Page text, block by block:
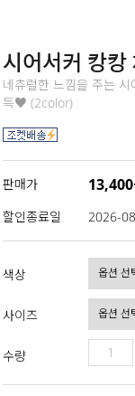
시어서커 캉캉
네츄럴한 느낌을 주는
득♥ (2color)
판매가
할인종료일 2026-
색상
사이즈
수량